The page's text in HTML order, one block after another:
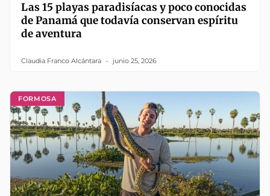
Las 15 playas paradisíacas y poco conocidas
de Panamá que todavía conservan espíritu
de aventura
Claudia Franco Alcántara junio 25, 2026
FORMOSA